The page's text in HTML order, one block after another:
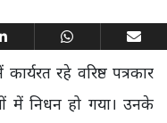
रहे वरिष्ठ पत्रकार
में निधन हो गया। उनके